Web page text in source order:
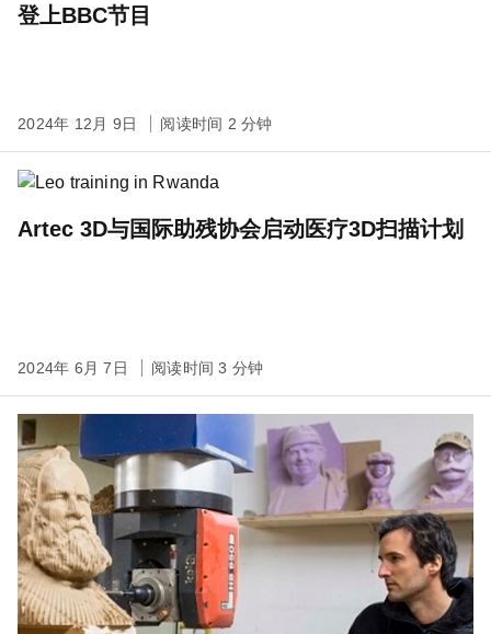
登上BBC节目
2024年 12月 9日 阅读时间 2 分钟
Artec 3D与国际助残协会启动医疗3D扫描计划
2024年 6月 7日 阅读时间 3 分钟